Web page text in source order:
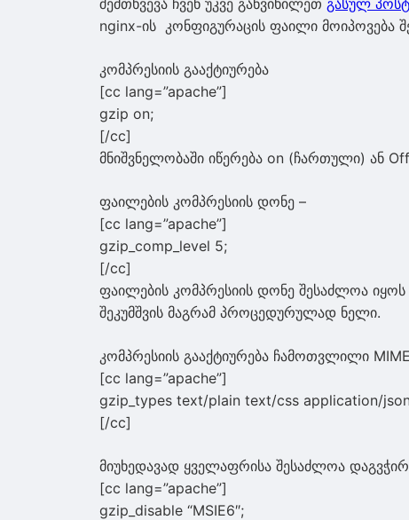
შემთხვევა ჩვენ უკვე განვიხილეთ გასულ
nginx-ის კონფიგურაცის ფაილი მოიპოვება
კომპრესიის გააქტიურება
[cc lang=”apache”]
gzip on;
[/cc]
მნიშვნელობაში იწერება on (ჩართული) ან
ფაილების კომპრესიის დონე –
[cc lang=”apache”]
gzip_comp_level 5;
[/cc]
ფაილების კომპრესიის დონე შესაძლოა
შეკუმშვის მაგრამ პროცედურულად ნელი.
კომპრესიის გააქტიურება ჩამოთვლილი
[cc lang=”apache”]
gzip_types text/plain text/css application/
[/cc]
მიუხედავად ყველაფრისა შესაძლოა
[cc lang=”apache”]
gzip_disable “MSIE6″;